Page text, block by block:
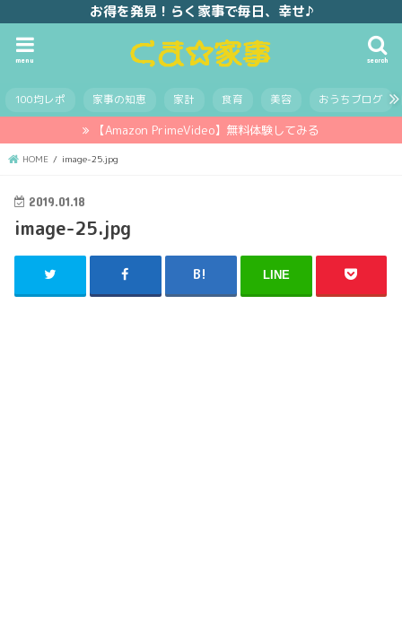
お得を発見！らく家事で毎日、幸せ♪
search
menu
100均レポ 家事の知恵 家計 食育 美容 おうちブログ
【Amazon PrimeVideo】無料体験してみる
HOME image-25.jpg
2019.01.18
image-25.jpg
LINE